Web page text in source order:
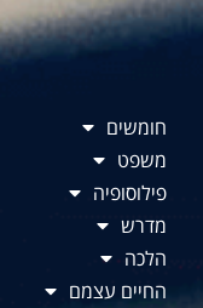
חומשים
משפט
פילוסופיה
מדרש
הלכה
החיים עצמם